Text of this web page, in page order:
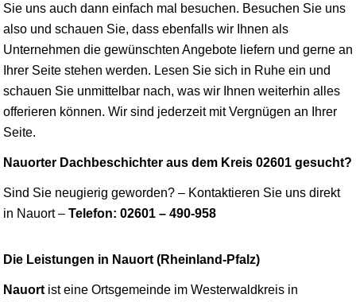
Sie uns auch dann einfach mal besuchen. Besuchen Sie uns
also und schauen Sie, dass ebenfalls wir Ihnen als
Unternehmen die gewünschten Angebote liefern und gerne an
Ihrer Seite stehen werden. Lesen Sie sich in Ruhe ein und
schauen Sie unmittelbar nach, was wir Ihnen weiterhin alles
offerieren können. Wir sind jederzeit mit Vergnügen an Ihrer
Seite.
Nauorter Dachbeschichter aus dem Kreis 02601 gesucht?
Sind Sie neugierig geworden? – Kontaktieren Sie uns direkt
in Nauort – Telefon: 02601 – 490-958
Die Leistungen in Nauort (Rheinland-Pfalz)
Nauort ist eine Ortsgemeinde im Westerwaldkreis in